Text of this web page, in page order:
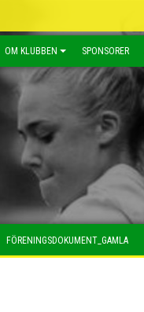
OM KLUBBEN SPONSORER
FÖRENINGSDOKUMENT_GAMLA